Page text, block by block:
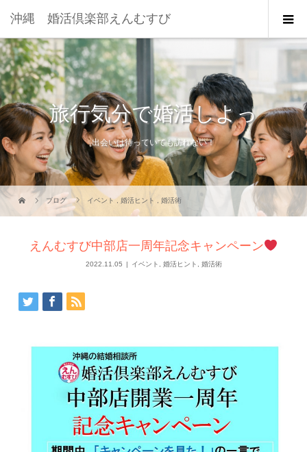
沖縄 婚活倶楽部えんむすび
旅行気分で婚活しよっ
出会いは待っていても訪れない！
ブログ イベント ,婚活ヒント ,婚活術
えんむすび中部店一周年記念キャンペーン
2022.11.05 イベント 婚活ヒント 婚活術